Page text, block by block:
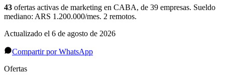
43 ofertas activas de marketing en CABA, de 39 empresas. Sueldo
mediano: ARS 1.200.000/mes. 2 remotos.
Actualizado el 6 de agosto de 2026
Compartir por WhatsApp
Ofertas